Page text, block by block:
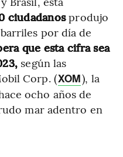
ciudadanosprodujo
por día de
que esta cifra sea
según las
Corp. (XOM), la
ocho años de
mar adentro en